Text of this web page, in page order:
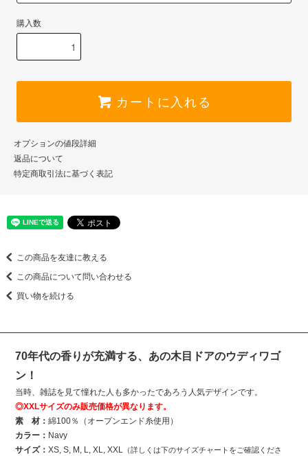
購入数
カートに入れる
オプションの値段詳細
返品について
特定商取引法に基づく表記
この商品を友達に教える
この商品について問い合わせる
買い物を続ける
70年代の香りが充満する、あの木目ドアのウディワゴ
ン！
当時、雑誌を見て憧れた人も多かったであろう人気デザインです。
◎XXLサイズのみ販売価格が異なります。
素 材：綿100％（オープンエンド糸使用）
カラー： Navy
サイズ：XS, S, M, L, XL, XXL （詳しくは下のサイズチャートをご確認くださ